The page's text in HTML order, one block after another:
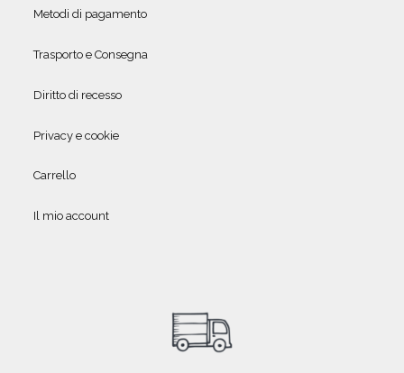
Metodi di pagamento
Trasporto e Consegna
Diritto di recesso
Privacy e cookie
Carrello
Il mio account